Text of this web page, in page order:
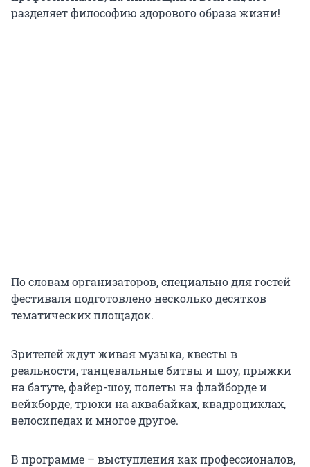
разделяет философию здорового образа жизни!
По словам организаторов, специально для гостей
фестиваля подготовлено несколько десятков
тематических площадок.
Зрителей ждут живая музыка, квесты в
реальности, танцевальные битвы и шоу, прыжки
на батуте, файер-шоу, полеты на флайборде и
вейкборде, трюки на аквабайках, квадроциклах,
велосипедах и многое другое.
В программе – выступления как профессионалов,